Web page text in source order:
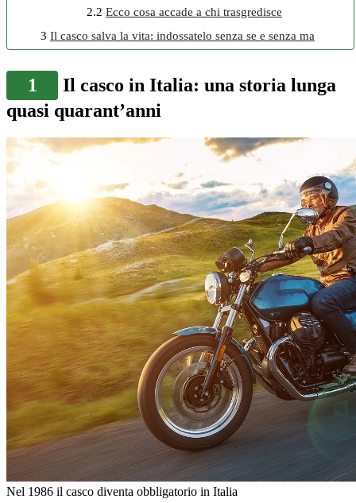
2.2 Ecco cosa accade a chi trasgredisce
3 Il casco salva la vita: indossatelo senza se e senza ma
1
Il casco in Italia: una storia lunga
quasi quarant’anni
Nel 1986 il casco diventa obbligatorio in Italia